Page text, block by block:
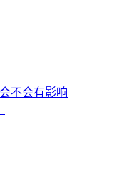
不会有影响